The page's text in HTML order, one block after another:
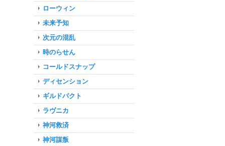
ローウィン
未来予知
次元の混乱
時のらせん
コールドスナップ
ディセンション
ギルドパクト
ラヴニカ
神河救済
神河謀叛